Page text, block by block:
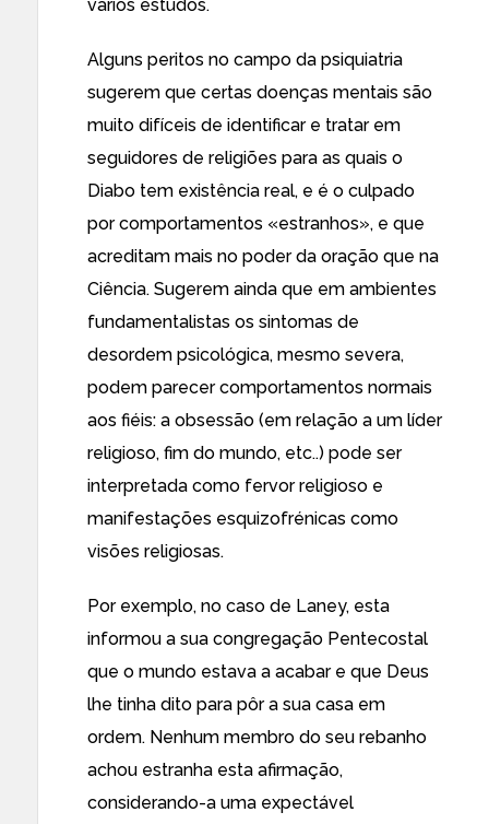
vários estudos.
Alguns peritos no campo da psiquiatria
sugerem que certas doenças mentais são
muito difíceis de identificar e tratar em
seguidores de religiões para as quais o
Diabo tem existência real, e é o culpado
por comportamentos «estranhos», e que
acreditam mais no poder da oração que na
Ciência. Sugerem ainda que em ambientes
fundamentalistas os sintomas de
desordem psicológica, mesmo severa,
podem parecer comportamentos normais
aos fiéis: a obsessão (em relação a um líder
religioso, fim do mundo, etc..) pode ser
interpretada como fervor religioso e
manifestações esquizofrénicas como
visões religiosas.
Por exemplo, no caso de Laney, esta
informou a sua congregação Pentecostal
que o mundo estava a acabar e que Deus
lhe tinha dito para pôr a sua casa em
ordem. Nenhum membro do seu rebanho
achou estranha esta afirmação,
considerando-a uma expectável